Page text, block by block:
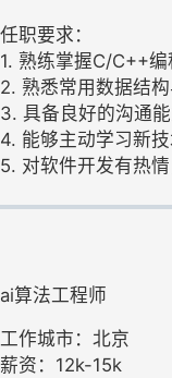
任职要求：
1. 熟练掌握C/C++
2. 熟悉常用数据结
3. 具备良好的沟通
4. 能够主动学习新
5. 对软件开发有热
ai算法工程师
工作城市：北京
薪资：12k-15k